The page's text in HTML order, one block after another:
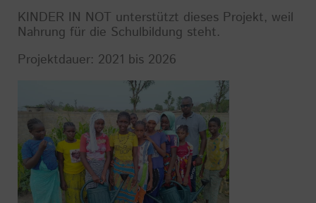
KINDER IN NOT unterstützt dieses Projekt, weil
Nahrung für die Schulbildung steht.
Projektdauer: 2021 bis 2026